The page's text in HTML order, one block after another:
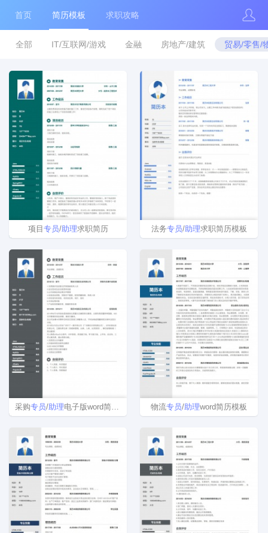
首页 简历模板 求职攻略
全部 IT/互联网/游戏 金融 房地产/建筑 贸易/零售/
项目专员/助理求职简历 法务专员/助理求职简历模板
采购专员/助理电子版word简历模板 物流专员/助理word简历模板